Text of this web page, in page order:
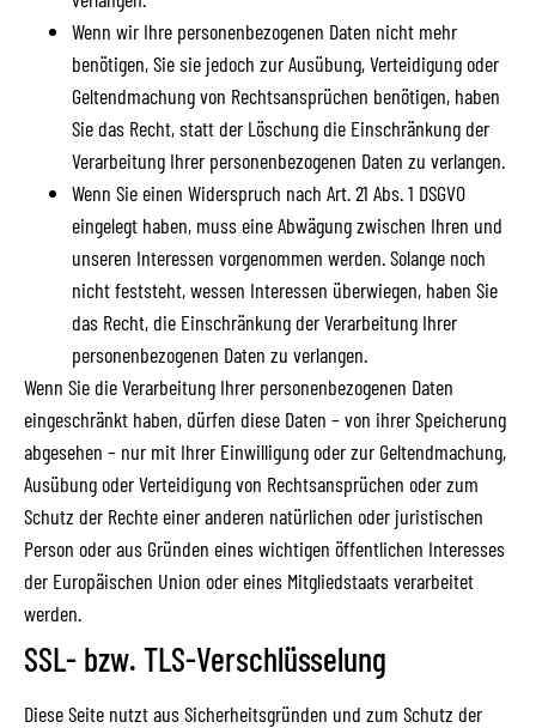
Wenn wir Ihre personenbezogenen Daten nicht mehr
benötigen, Sie sie jedoch zur Ausübung, Verteidigung oder
Geltendmachung von Rechtsansprüchen benötigen, haben
Sie das Recht, statt der Löschung die Einschränkung der
Verarbeitung Ihrer personenbezogenen Daten zu verlangen.
Wenn Sie einen Widerspruch nach Art. 21 Abs. 1 DSGVO
eingelegt haben, muss eine Abwägung zwischen Ihren und
unseren Interessen vorgenommen werden. Solange noch
nicht feststeht, wessen Interessen überwiegen, haben Sie
das Recht, die Einschränkung der Verarbeitung Ihrer
personenbezogenen Daten zu verlangen.
Wenn Sie die Verarbeitung Ihrer personenbezogenen Daten
eingeschränkt haben, dürfen diese Daten – von ihrer Speicherung
abgesehen – nur mit Ihrer Einwilligung oder zur Geltendmachung,
Ausübung oder Verteidigung von Rechtsansprüchen oder zum
Schutz der Rechte einer anderen natürlichen oder juristischen
Person oder aus Gründen eines wichtigen öffentlichen Interesses
der Europäischen Union oder eines Mitgliedstaats verarbeitet
werden.
SSL- bzw. TLS-Verschlüsselung
Diese Seite nutzt aus Sicherheitsgründen und zum Schutz der